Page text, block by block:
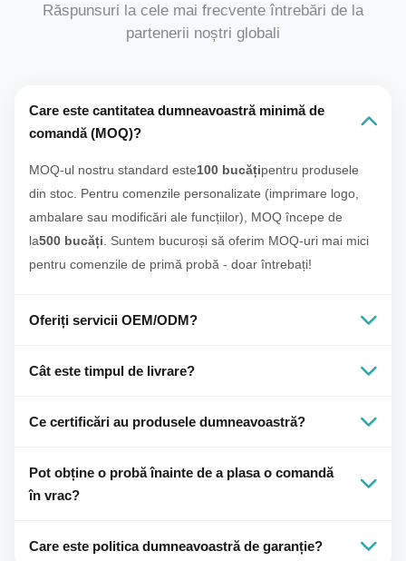
Răspunsuri la cele mai frecvente întrebări de la
partenerii noștri globali
Care este cantitatea dumneavoastră minimă de
comandă (MOQ)?
MOQ-ul nostru standard este100 bucățipentru produsele
din stoc. Pentru comenzile personalizate (imprimare logo,
ambalare sau modificări ale funcțiilor), MOQ începe de
la500 bucăți . Suntem bucuroși să oferim MOQ-uri mai mici
pentru comenzile de primă probă - doar întrebați!
Oferiți servicii OEM/ODM?
branding personalizat (logo pe produs + ambalaj) până la
NoastrePeste 10 ingineri de cercetare și
viziunea la viață.
Cât este timpul de livrare?
personalizate: 15-20 de ziledupă aprobarea probei. Oferim
Ce certificări au produsele dumneavoastră?
PSE, FCC, DOE și CEC— care acoperă piețele majore,
inclusiv America de Nord, Europa, Japonia și Coreea de
Pot obține o probă înainte de a plasa o comandă
în vrac?
amândouă mostre de stocşimostre personalizate . Timpul
Care este politica dumneavoastră de garanție?